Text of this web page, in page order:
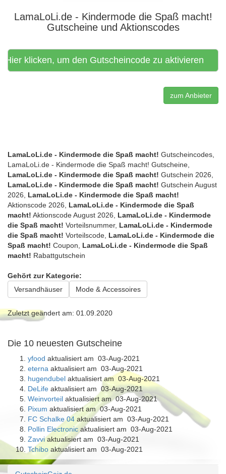
LamaLoLi.de - Kindermode die Spaß macht!
Gutscheine und Aktionscodes
klicken, um den Gutscheincode zu aktivieren
zum Anbieter
LamaLoLi.de - Kindermode die Spaß macht! Gutscheincodes,
LamaLoLi.de - Kindermode die Spaß macht! Gutscheine,
LamaLoLi.de - Kindermode die Spaß macht! Gutschein 2026,
LamaLoLi.de - Kindermode die Spaß macht! Gutschein August
2026, LamaLoLi.de - Kindermode die Spaß macht!
Aktionscode 2026, LamaLoLi.de - Kindermode die Spaß
macht! Aktionscode August 2026, LamaLoLi.de - Kindermode
die Spaß macht! Vorteilsnummer, LamaLoLi.de - Kindermode
die Spaß macht! Vorteilscode, LamaLoLi.de - Kindermode die
Spaß macht! Coupon, LamaLoLi.de - Kindermode die Spaß
macht! Rabattgutschein
Gehört zur Kategorie:
Versandhäuser
Mode & Accessoires
Zuletzt geändert am: 01.09.2020
Die 10 neuesten Gutscheine
yfood aktualisiert am 03-Aug-2021
eterna aktualisiert am 03-Aug-2021
hugendubel aktualisiert am 03-Aug-2021
DeLife aktualisiert am 03-Aug-2021
Weinvorteil aktualisiert am 03-Aug-2021
Pixum aktualisiert am 03-Aug-2021
FC Schalke 04 aktualisiert am 03-Aug-2021
Pollin Electronic aktualisiert am 03-Aug-2021
Zavviaktualisiert am 03-Aug-2021
Tchibo aktualisiert am 03-Aug-2021